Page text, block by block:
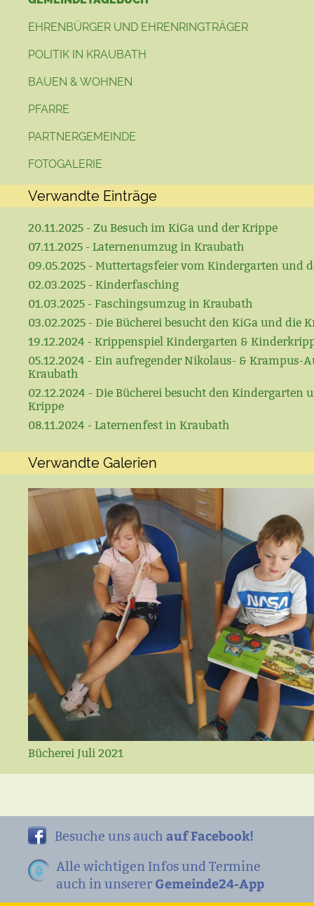
EHRENBÜRGER UND EHRENRINGTRÄGER
POLITIK IN KRAUBATH
BAUEN & WOHNEN
PFARRE
PARTNERGEMEINDE
FOTOGALERIE
Verwandte Einträge
20.11.2025 - Zu Besuch im KiGa und der Krippe
07.11.2025 - Laternenumzug in Kraubath
09.05.2025 - Muttertagsfeier vom Kindergarten und
02.03.2025 - Kinderfasching
01.03.2025 - Faschingsumzug in Kraubath
03.02.2025 - Die Bücherei besucht den KiGa und die
19.12.2024 - Krippenspiel Kindergarten &
05.12.2024 - Ein aufregender Nikolaus- & Krampus-
Kraubath
02.12.2024 - Die Bücherei besucht den Kindergarten
Krippe
08.11.2024 - Laternenfest in Kraubath
Verwandte Galerien
Bücherei Juli 2021
Besuche uns auch auf Facebook!
Alle wichtigen Infos und Termine
auch in unserer Gemeinde24-App